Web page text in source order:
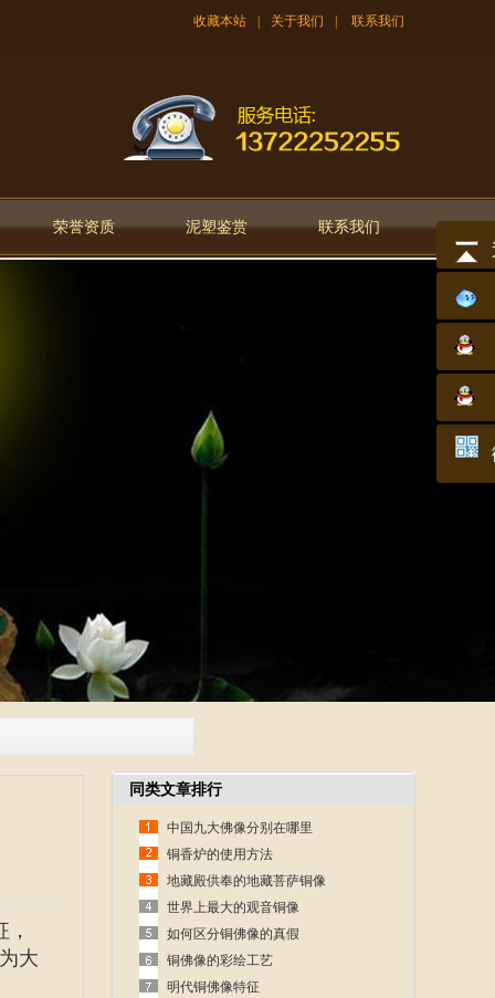
收藏本站 关于我们 联系我们
荣誉资质 泥塑鉴赏 联系我们
大
同类文章排行
中国九大佛像分别在哪里
铜香炉的使用方法
地藏殿供奉的地藏菩萨铜像
世界上最大的观音铜像
如何区分铜佛像的真假
铜佛像的彩绘工艺
明代铜佛像特征